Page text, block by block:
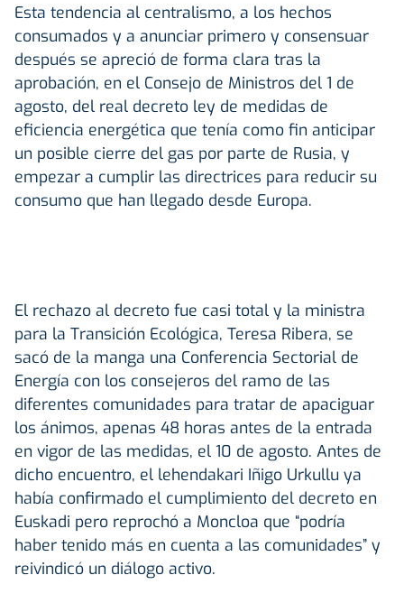
Esta tendencia al centralismo, a los hechos
consumados y a anunciar primero y consensuar
después se apreció de forma clara tras la
aprobación, en el Consejo de Ministros del 1 de
agosto, del real decreto ley de medidas de
eficiencia energética que tenía como fin anticipar
un posible cierre del gas por parte de Rusia, y
empezar a cumplir las directrices para reducir su
consumo que han llegado desde Europa.
El rechazo al decreto fue casi total y la ministra
para la Transición Ecológica, Teresa Ribera, se
sacó de la manga una Conferencia Sectorial de
Energía con los consejeros del ramo de las
diferentes comunidades para tratar de apaciguar
los ánimos, apenas 48 horas antes de la entrada
en vigor de las medidas, el 10 de agosto. Antes de
dicho encuentro, el lehendakari Iñigo Urkullu ya
había confirmado el cumplimiento del decreto en
Euskadi pero reprochó a Moncloa que “podría
haber tenido más en cuenta a las comunidades” y
reivindicó un diálogo activo.